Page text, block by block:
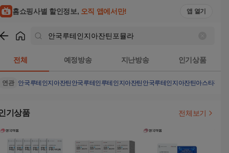
홈쇼핑사별 할인정보, 오직 앱에서만! 앱 열기
전체 예정방송 지난방송 인기상품
연관 안국루테인지아잔틴 안국루테인 루테인지아잔틴 안국루테인지아잔틴아스타잔틴
기상품 전체보기